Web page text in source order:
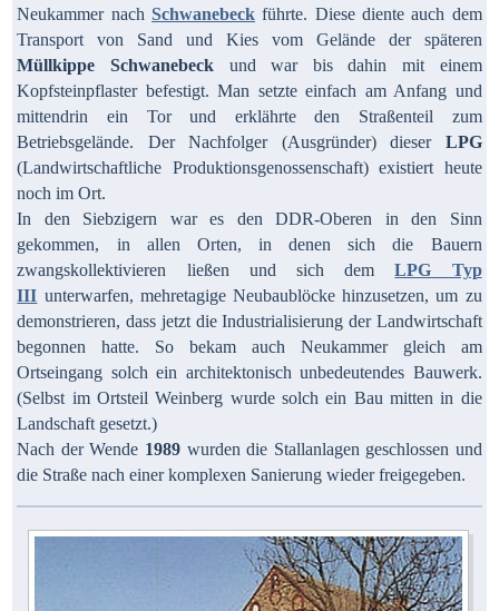
Neukammer nachSchwanebeck führte. Diese diente auch dem
Transport von Sand und Kies vom Gelände der späteren
Müllkippe Schwanebeck und war bis dahin mit einem
Kopfsteinpflaster befestigt. Man setzte einfach am Anfang und
mittendrin ein Tor und erklährte den Straßenteil zum
Betriebsgelände. Der Nachfolger (Ausgründer) dieser LPG
(Landwirtschaftliche Produktionsgenossenschaft) existiert heute
noch im Ort.
In den Siebzigern war es den DDR-Oberen in den Sinn
gekommen, in allen Orten, in denen sich die Bauern
zwangskollektivieren ließen und sich demLPG Typ
III unterwarfen, mehretagige Neubaublöcke hinzusetzen, um zu
demonstrieren, dass jetzt die Industrialisierung der Landwirtschaft
begonnen hatte. So bekam auch Neukammer gleich am
Ortseingang solch ein architektonisch unbedeutendes Bauwerk.
(Selbst im Ortsteil Weinberg wurde solch ein Bau mitten in die
Landschaft gesetzt.)
Nach der Wende 1989 wurden die Stallanlagen geschlossen und
die Straße nach einer komplexen Sanierung wieder freigegeben.